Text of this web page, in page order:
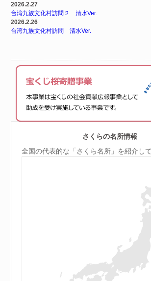
2026.2.27
台湾九族文化村訪問２ 清水Ver.
2026.2.26
台湾九族文化村訪問 清水Ver.
さくらの名所情報
全国の代表的な「さくら名所」を紹介して